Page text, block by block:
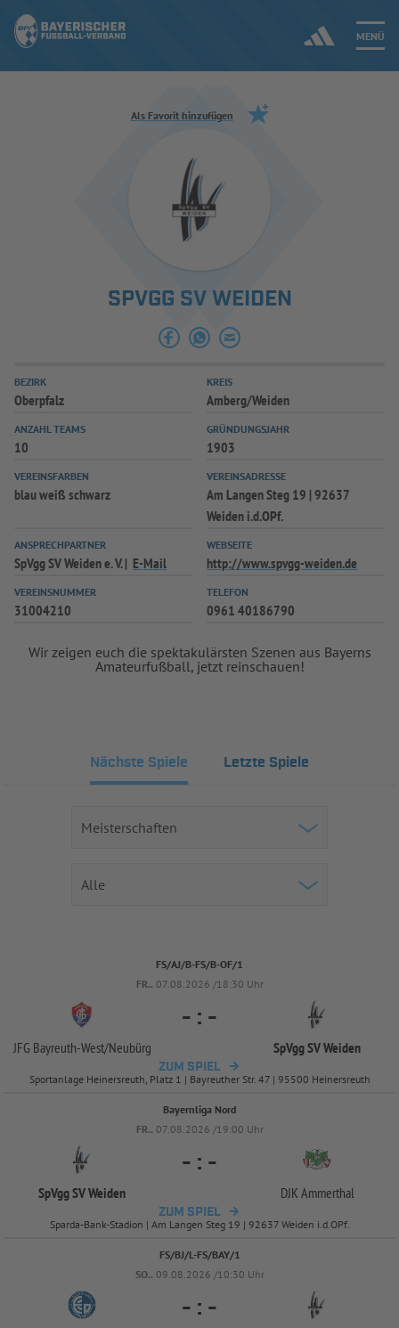
MENÜ
Jetzt einloggen
ERGEBNISSE & WETTBEWERBE
AUSBILDUNG & FÖRDERUNG
SPIELPLUS
Als Favorit hinzufügen
SPVGG SV WEIDEN
BEZIRK
Oberpfalz
KREIS
Amberg/Weiden
ANZAHL TEAMS
10
GRÜNDUNGSJAHR
1903
VEREINSFARBEN
blau weiß schwarz
VEREINSADRESSE
Am Langen Steg 19 | 92637
Weiden i.d.OPf.
ANSPRECHPARTNER
SpVgg SV Weiden e. V. E-Mail
WEBSEITE
http://www.spvgg-weiden.de
VEREINSNUMMER
31004210
TELEFON
0961 40186790
Wir zeigen euch die spektakulärsten Szenen aus Bayerns
Amateurfußball, jetzt reinschauen!
Nächste Spiele Letzte Spiele
FS/AJ/B-FS/B-OF/1
FR.. 07.08.2026 /18:30 Uhr
JFG Bayreuth-West/Neubürg
- : -
SpVgg SV Weiden
ZUM SPIEL
Sportanlage Heinersreuth, Platz 1 | Bayreuther Str. 47 | 95500 Heinersreuth
Bayernliga Nord
FR.. 07.08.2026 /19:00 Uhr
SpVgg SV Weiden
- : -
DJK Ammerthal
ZUM SPIEL
Sparda-Bank-Stadion | Am Langen Steg 19 | 92637 Weiden i.d.OPf.
FS/BJ/L-FS/BAY/1
SO.. 09.08.2026 /10:30 Uhr
- : -